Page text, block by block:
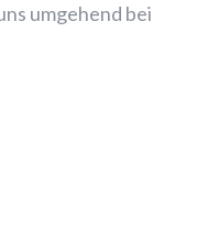
umgehend bei